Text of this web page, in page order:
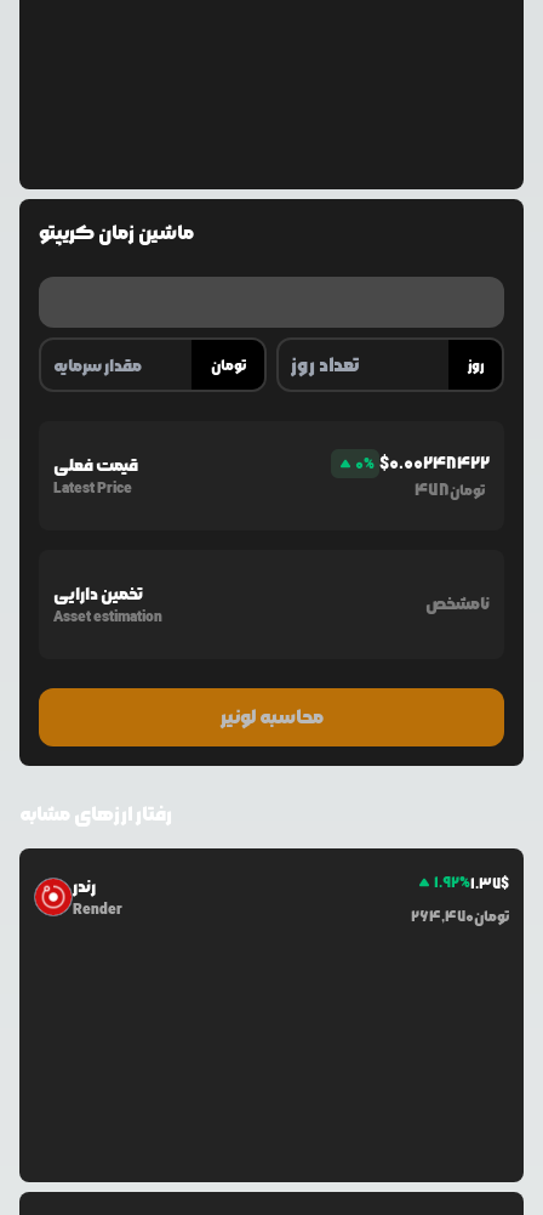
ماشین زمان کریپتو
تومان روز
قیمت فعلی
Latest Price
0% $0.00248422
478تومان
تخمین دارایی
Asset estimation
نامشخص
محاسبه لونیر
رفتار ارزهای مشابه
رندر
Render
1.92%1.37$
264,470تومان